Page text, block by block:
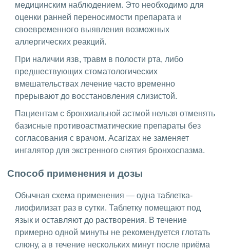
медицинским наблюдением. Это необходимо для
оценки ранней переносимости препарата и
своевременного выявления возможных
аллергических реакций.
При наличии язв, травм в полости рта, либо
предшествующих стоматологических
вмешательствах лечение часто временно
прерывают до восстановления слизистой.
Пациентам с бронхиальной астмой нельзя отменять
базисные противоастматические препараты без
согласования с врачом. Acarizax не заменяет
ингалятор для экстренного снятия бронхоспазма.
Способ применения и дозы
Обычная схема применения — одна таблетка-
лиофилизат раз в сутки. Таблетку помещают под
язык и оставляют до растворения. В течение
примерно одной минуты не рекомендуется глотать
слюну, а в течение нескольких минут после приёма